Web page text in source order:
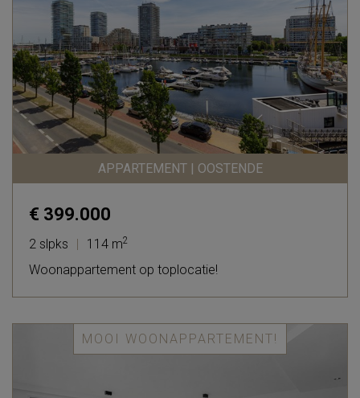
APPARTEMENT | OOSTENDE
€ 399.000
2 slpks | 114 m2
Woonappartement op toplocatie!
MOOI WOONAPPARTEMENT!